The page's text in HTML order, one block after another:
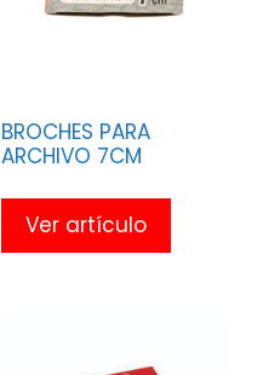
BROCHES PARA
ARCHIVO 7CM
Ver artículo